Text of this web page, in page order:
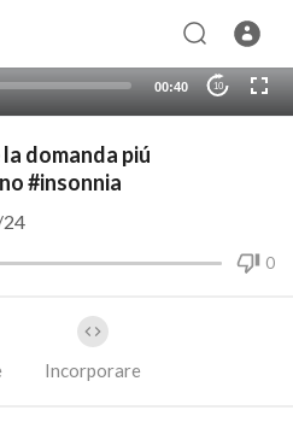
00:40 10
la domanda piú
#insonnia
0
Incorporare